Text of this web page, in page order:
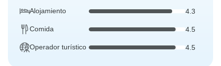
Alojamiento 4.3
Comida 4.5
Operador turístico 4.5